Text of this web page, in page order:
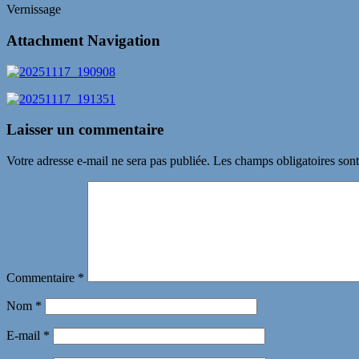
Vernissage
Attachment Navigation
Laisser un commentaire
Votre adresse e-mail ne sera pas publiée. Les champs obligatoires
Commentaire *
Nom *
E-mail *